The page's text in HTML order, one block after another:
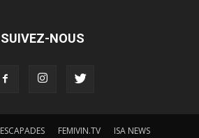
SUIVEZ-NOUS
ESCAPADES FEMIVIN.TV ISA NEWS